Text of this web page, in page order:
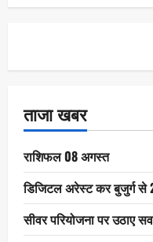
ताजा खबर
राशिफल 08 अगस्त
डिजिटल अरेस्ट कर बुजुर्ग से
सीवर परियोजना पर उठाए